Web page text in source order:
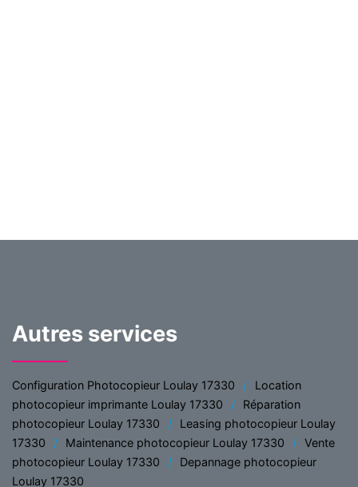
Autres services
Configuration Photocopieur Loulay 17330
Location
photocopieur imprimante Loulay 17330
Réparation
photocopieur Loulay 17330
Leasing photocopieur Loulay
17330
Maintenance photocopieur Loulay 17330
Vente
photocopieur Loulay 17330
Depannage photocopieur
Loulay 17330